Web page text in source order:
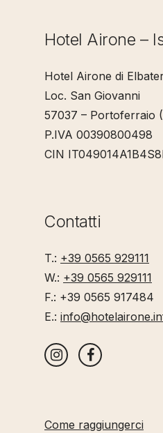
Hotel Airone –
Hotel Airone di
Loc. San Giovanni
57037 – Portoferraio
P.IVA 00390800498
CIN
Contatti
T.: +39 0565 929111
W.: +39 0565 929111
F.: +39 0565 917484
E.:
Come raggiungerci